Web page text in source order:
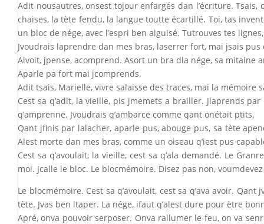
Adit nousautres, onsest tojour enfargés dan l’écriture.
chaises, la tète fendu, la langue toutte écartillé. Toi, tas
un bloc de nége, avec l’espri ben aiguisé. Tutrouves tes
Jvoudrais laprendre dan mes bras, laserrer fort, mai jsais
Alvoit, jpense, acomprend. Asort un bra dla nége, sa mitaine
Aparle pa fort mai jcomprends.
Adit tsais, Marielle, vivre salaisse des traces, mai la
Cest sa q’adit, la vieille, pis jmemets a brailler. Jlaprends
q’amprenne. Jvoudrais q’ambarce comme qant onétait ptits.
Qant jfinis par lalacher, aparle pus, abouge pus, sa tète
Alest morte dan mes bras, comme un oiseau q’iest pus
Cest sa q’avoulait, la vieille, cest sa q’ala demandé. Le
moi. Jcalle le bloc. Le blocmémoire. Disez pas non,
Le blocmémoire. Cest sa q’avoulait, cest sa q’ava avoir.
tète. Jvas ben ltaper. La nége, ifaut q’alest dure pour ètre
Apré, onva pouvoir serposer. Onva rallumer le feu, on va